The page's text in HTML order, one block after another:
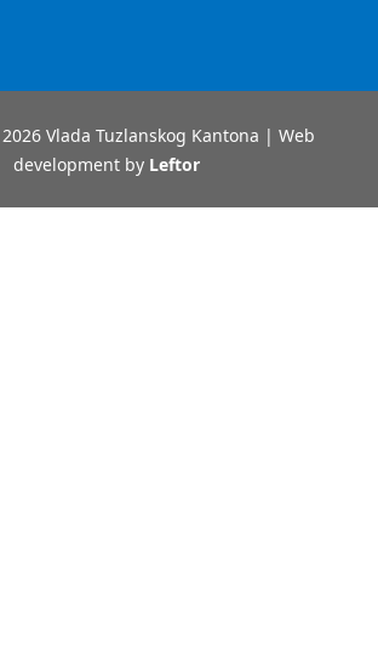
Vlada Tuzlanskog Kantona | Web
development by Leftor